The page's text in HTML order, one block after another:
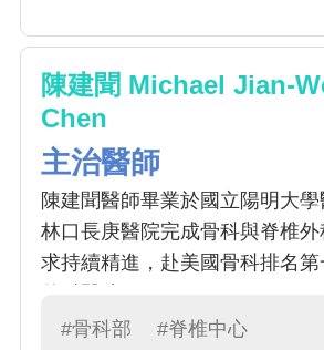
陳建聞 Michael Jian-
Chen
主治醫師
陳建聞醫師畢業於國立陽明大
林口長庚醫院完成骨科與脊椎
求持續精進，赴美國骨科排名
注高階脊椎手術，將國際技術與
#骨科部 #脊椎中心